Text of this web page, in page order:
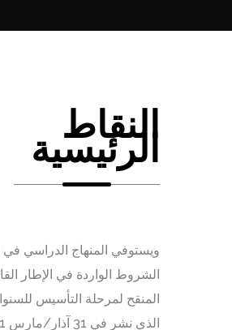
النقاط
الرئيسية
ويستوفي المنهاج الدراسي في
الشروط الواردة في الإطار
المنقح لمرحلة التأسيس